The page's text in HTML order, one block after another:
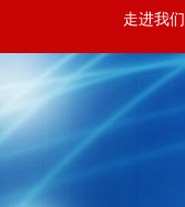
走进我们